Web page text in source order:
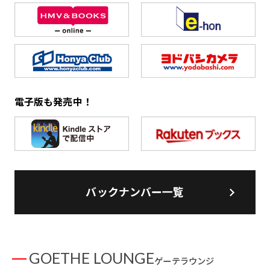
電子版も発売中！
バックナンバー一覧
GOETHE LOUNGEゲーテラウンジ